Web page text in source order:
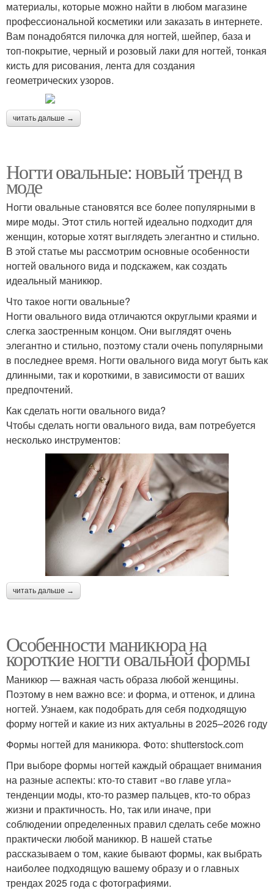
материалы, которые можно найти в любом магазине
профессиональной косметики или заказать в интернете.
Вам понадобятся пилочка для ногтей, шейпер, база и
топ-покрытие, черный и розовый лаки для ногтей, тонкая
кисть для рисования, лента для создания
геометрических узоров.
читать дальше →
Ногти овальные: новый тренд в
моде
Ногти овальные становятся все более популярными в
мире моды. Этот стиль ногтей идеально подходит для
женщин, которые хотят выглядеть элегантно и стильно.
В этой статье мы рассмотрим основные особенности
ногтей овального вида и подскажем, как создать
идеальный маникюр.
Что такое ногти овальные?
Ногти овального вида отличаются округлыми краями и
слегка заостренным концом. Они выглядят очень
элегантно и стильно, поэтому стали очень популярными
в последнее время. Ногти овального вида могут быть как
длинными, так и короткими, в зависимости от ваших
предпочтений.
Как сделать ногти овального вида?
Чтобы сделать ногти овального вида, вам потребуется
несколько инструментов:
читать дальше →
Особенности маникюра на
короткие ногти овальной формы
Маникюр — важная часть образа любой женщины.
Поэтому в нем важно все: и форма, и оттенок, и длина
ногтей. Узнаем, как подобрать для себя подходящую
форму ногтей и какие из них актуальны в 2025–2026 году
Формы ногтей для маникюра. Фото: shutterstock.com
При выборе формы ногтей каждый обращает внимания
на разные аспекты: кто-то ставит «во главе угла»
тенденции моды, кто-то размер пальцев, кто-то образ
жизни и практичность. Но, так или иначе, при
соблюдении определенных правил сделать себе можно
практически любой маникюр. В нашей статье
рассказываем о том, какие бывают формы, как выбрать
наиболее подходящую вашему образу и о главных
трендах 2025 года с фотографиями.